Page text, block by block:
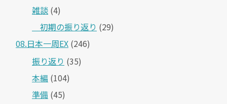
雑談 (4)
＿初期の振り返り (29)
08.日本一周EX (246)
振り返り (35)
本編 (104)
準備 (45)